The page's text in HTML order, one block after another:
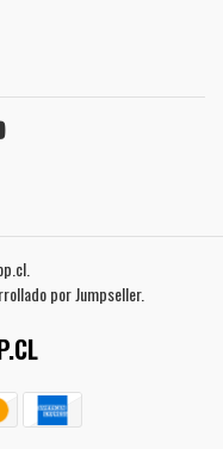
por Jumpseller.